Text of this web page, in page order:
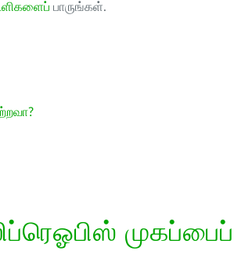
பாருங்கள்.
முகப்பைப்